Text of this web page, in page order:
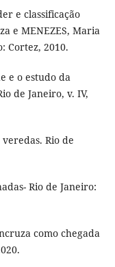
e classificação
e MENEZES, Maria
Cortez, 2010.
e o estudo da
de Janeiro, v. IV,
Rio de
Rio de Janeiro:
como chegada